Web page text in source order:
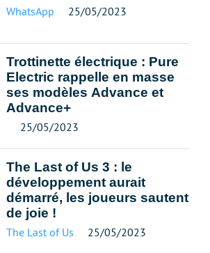
WhatsApp 25/05/2023
Trottinette électrique : Pure
Electric rappelle en masse
ses modèles Advance et
Advance+
25/05/2023
The Last of Us 3 : le
développement aurait
démarré, les joueurs sautent
de joie !
The Last of Us 25/05/2023